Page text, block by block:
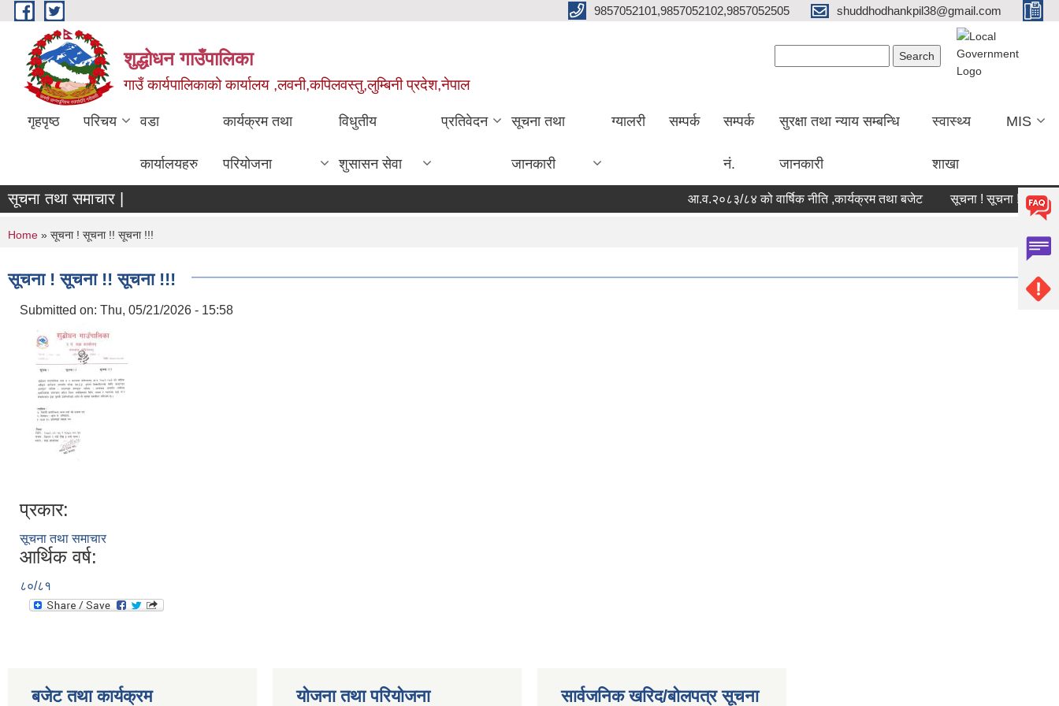
Skip to main content 9857052101,9857052102,9857052505 shuddhodhankpil38@gmail.com
शुद्धोधन गाउँपालिका
गाउँ कार्यपालिकाको कार्यालय ,लवनी,कपिलवस्तु,लुम्बिनी प्रदेश,नेपाल
गृहपृष्ठ परिचय वडा
कार्यालयहरु
कार्यक्रम तथा
परियोजना
विधुतीय
शुसासन सेवा
प्रतिवेदन सूचना तथा
जानकारी
ग्यालरी सम्पर्क सम्पर्क
नं.
सुरक्षा तथा न्याय सम्बन्धि
जानकारी
स्वास्थ्य
शाखा
MIS
सूचना तथा समाचार | आ.व.२०८३/८४ को वार्षिक नीति ,कार्यक्रम तथा बजेट सूचना ! सूचना !! सूचना !!!
You are here
Home » सूचना ! सूचना !! सूचना !!!
सूचना ! सूचना !! सूचना !!!
Submitted on: Thu, 05/21/2026 - 15:58
प्रकार:
सूचना तथा समाचार
आर्थिक वर्ष:
८०/८१
बजेट तथा कार्यक्रम योजना तथा परियोजना सार्वजनिक खरिद/बोलपत्र सूचना